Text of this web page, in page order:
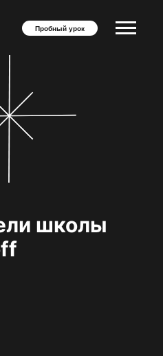
Пробный урок
школы